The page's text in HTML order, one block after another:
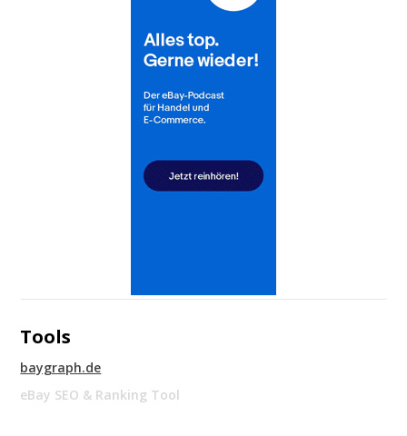
Tools
baygraph.de
eBay SEO & Ranking Tool